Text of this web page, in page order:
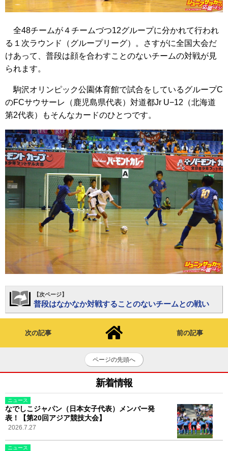
全48チームが４チームづつ12グループに分かれて行われ
る１次ラウンド（グループリーグ）。さすがに全国大会だ
けあって、普段は顔を合わすことのないチームの対戦が見
られます。
駒沢オリンピック公園体育館で試合をしているグループC
のFCサウサーレ（鹿児島県代表）対道都Jr U−12（北海道
第2代表）もそんなカードのひとつです。
【次ページ】
普段はなかなか対戦することのないチームとの戦い
次の記事 前の記事
ページの先頭へ
新着情報
ニュース
なでしこジャパン（日本女子代表）メンバー発
表！【第20回アジア競技大会】
2026.7.27
ニュース